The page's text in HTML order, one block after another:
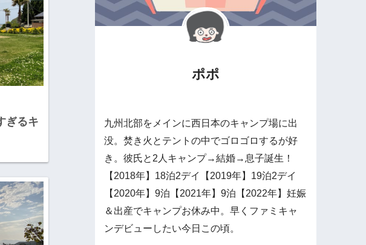
ぎるキ
ポポ
九州北部をメインに西日本のキャンプ場に出
没。焚き火とテントの中でゴロゴロするが好
き。彼氏と2人キャンプ→結婚→息子誕生！
【2018年】18泊2デイ【2019年】19泊2デイ
【2020年】9泊【2021年】9泊【2022年】妊娠
＆出産でキャンプお休み中。早くファミキャ
ンデビューしたい今日この頃。